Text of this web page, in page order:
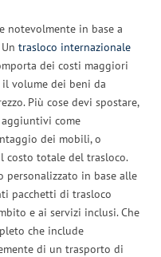
notevolmente in base a
trasloco internazionale
dei costi maggiori
volume dei beni da
Più cose devi spostare,
come
dei mobili, o
costo totale del trasloco.
personalizzato in base alle
pacchetti di trasloco
e ai servizi inclusi. Che
che include
di un trasporto di